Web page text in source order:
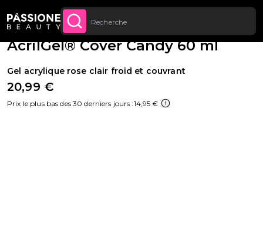
première commande
MAINTENANT
Livraison gratuite sur toutes les commandes à
partir de 70 €.
CONTENU
Fil d'Ariane
Reconstruction de l'ongle
AcrilGel® Cover Candy 60 ml
Gel acrylique rose clair froid et couvrant
20,99 €
Prix le plus bas des 30 derniers jours :14,95 €